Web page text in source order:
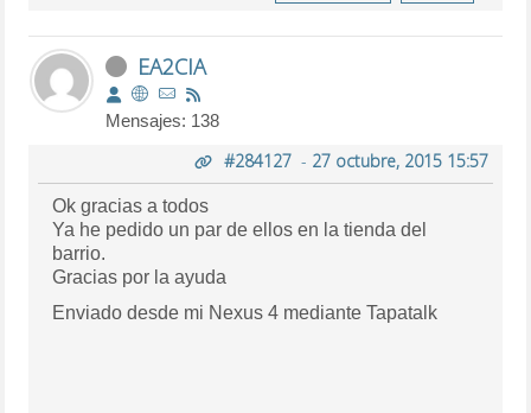
EA2CIA
Mensajes: 138
#284127- 27 octubre, 2015 15:57
Ok gracias a todos
Ya he pedido un par de ellos en la tienda del
barrio.
Gracias por la ayuda
Enviado desde mi Nexus 4 mediante Tapatalk